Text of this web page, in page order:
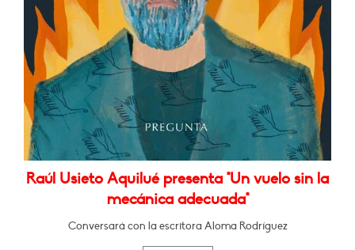
Raúl Usieto Aquilué presenta "Un vuelo sin la
mecánica adecuada"
Conversará con la escritora Aloma Rodríguez